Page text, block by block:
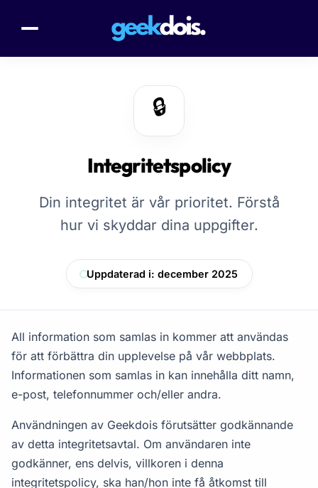
🔒
Integritetspolicy
Din integritet är vår prioritet. Förstå
hur vi skyddar dina uppgifter.
Uppdaterad i: december 2025
All information som samlas in kommer att användas
för att förbättra din upplevelse på vår webbplats.
Informationen som samlas in kan innehålla ditt namn,
e-post, telefonnummer och/eller andra.
Användningen av Geekdois förutsätter godkännande
av detta integritetsavtal. Om användaren inte
godkänner, ens delvis, villkoren i denna
integritetspolicy, ska han/hon inte få åtkomst till